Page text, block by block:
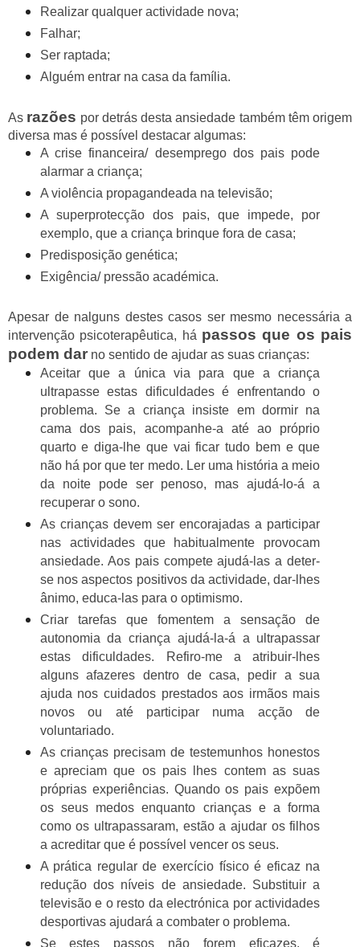
Realizar qualquer actividade nova;
Falhar;
Ser raptada;
Alguém entrar na casa da família.
As razões por detrás desta ansiedade também têm origem
diversa mas é possível destacar algumas:
A crise financeira/ desemprego dos pais pode
alarmar a criança;
A violência propagandeada na televisão;
A superprotecção dos pais, que impede, por
exemplo, que a criança brinque fora de casa;
Predisposição genética;
Exigência/ pressão académica.
Apesar de nalguns destes casos ser mesmo necessária a
intervenção psicoterapêutica, há passos que os pais
podem dar no sentido de ajudar as suas crianças:
Aceitar que a única via para que a criança
ultrapasse estas dificuldades é enfrentando o
problema. Se a criança insiste em dormir na
cama dos pais, acompanhe-a até ao próprio
quarto e diga-lhe que vai ficar tudo bem e que
não há por que ter medo. Ler uma história a meio
da noite pode ser penoso, mas ajudá-lo-á a
recuperar o sono.
As crianças devem ser encorajadas a participar
nas actividades que habitualmente provocam
ansiedade. Aos pais compete ajudá-las a deter-
se nos aspectos positivos da actividade, dar-lhes
ânimo, educa-las para o optimismo.
Criar tarefas que fomentem a sensação de
autonomia da criança ajudá-la-á a ultrapassar
estas dificuldades. Refiro-me a atribuir-lhes
alguns afazeres dentro de casa, pedir a sua
ajuda nos cuidados prestados aos irmãos mais
novos ou até participar numa acção de
voluntariado.
As crianças precisam de testemunhos honestos
e apreciam que os pais lhes contem as suas
próprias experiências. Quando os pais expõem
os seus medos enquanto crianças e a forma
como os ultrapassaram, estão a ajudar os filhos
a acreditar que é possível vencer os seus.
A prática regular de exercício físico é eficaz na
redução dos níveis de ansiedade. Substituir a
televisão e o resto da electrónica por actividades
desportivas ajudará a combater o problema.
Se estes passos não forem eficazes, é